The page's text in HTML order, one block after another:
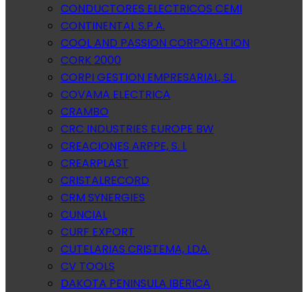
CONDUCTORES ELECTRICOS CEMI
CONTINENTAL S.P.A.
COOL AND PASSION CORPORATION
CORK 2000
CORPI GESTION EMPRESARIAL, SL.
COVAMA ELECTRICA
CRAMBO
CRC INDUSTRIES EUROPE BW
CREACIONES ARPPE, S. l.
CREARPLAST
CRISTALRECORD
CRM SYNERGIES
CUNCIAL
CURF EXPORT
CUTELARIAS CRISTEMA, LDA.
CV TOOLS
DAKOTA PENINSULA IBERICA